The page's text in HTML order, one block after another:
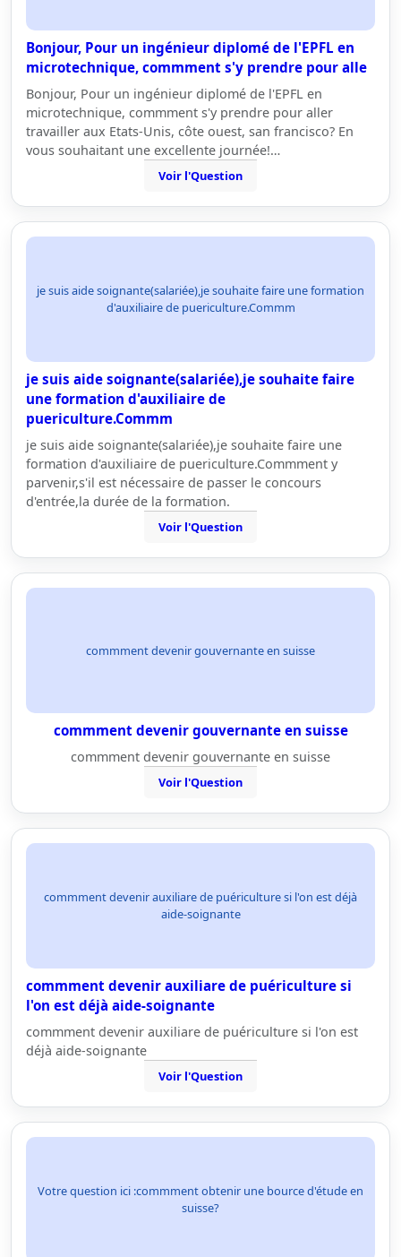
Bonjour, Pour un ingénieur diplomé de l'EPFL en
microtechnique, commment s'y prendre pour alle
Bonjour, Pour un ingénieur diplomé de l'EPFL en
microtechnique, commment s'y prendre pour aller
travailler aux Etats-Unis, côte ouest, san francisco? En
vous souhaitant une excellente journée!…
Voir l'Question
je suis aide soignante(salariée),je souhaite faire une formation
d'auxiliaire de puericulture.Commm
je suis aide soignante(salariée),je souhaite faire
une formation d'auxiliaire de
puericulture.Commm
je suis aide soignante(salariée),je souhaite faire une
formation d'auxiliaire de puericulture.Commment y
parvenir,s'il est nécessaire de passer le concours
d'entrée,la durée de la formation.
Voir l'Question
commment devenir gouvernante en suisse
commment devenir gouvernante en suisse
commment devenir gouvernante en suisse
Voir l'Question
commment devenir auxiliare de puériculture si l'on est déjà
aide-soignante
commment devenir auxiliare de puériculture si
l'on est déjà aide-soignante
commment devenir auxiliare de puériculture si l'on est
déjà aide-soignante
Voir l'Question
Votre question ici :commment obtenir une bource d'étude en
suisse?